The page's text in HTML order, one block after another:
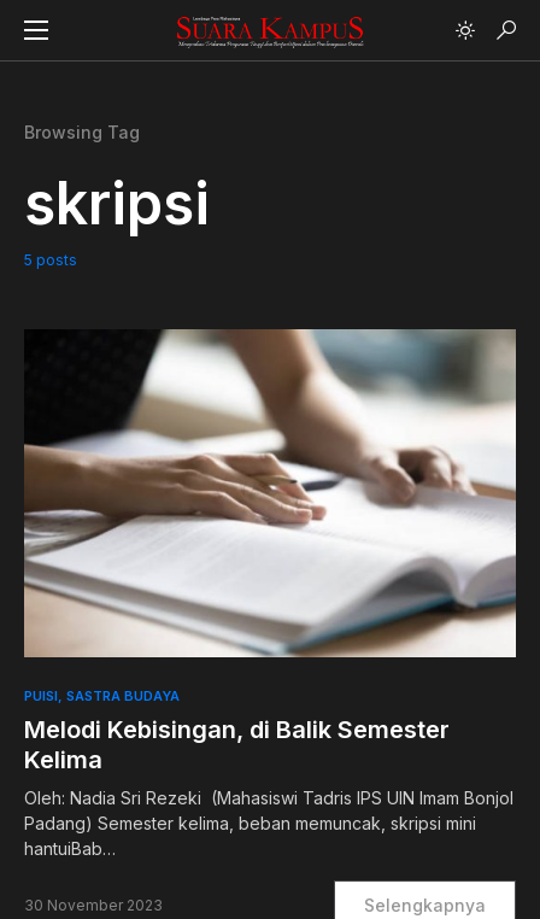
Browsing Tag
skripsi
5 posts
PUISI SASTRA BUDAYA
Melodi Kebisingan, di Balik Semester
Kelima
Oleh: Nadia Sri Rezeki (Mahasiswi Tadris IPS UIN Imam Bonjol
Padang) Semester kelima, beban memuncak, skripsi mini
hantuiBab…
30 November 2023 Selengkapnya